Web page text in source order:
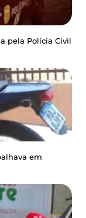
pela Polícia Civil
em